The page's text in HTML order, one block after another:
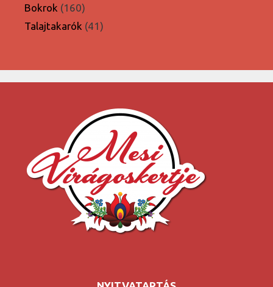
Bokrok 160160
termék
Talajtakarók 4141